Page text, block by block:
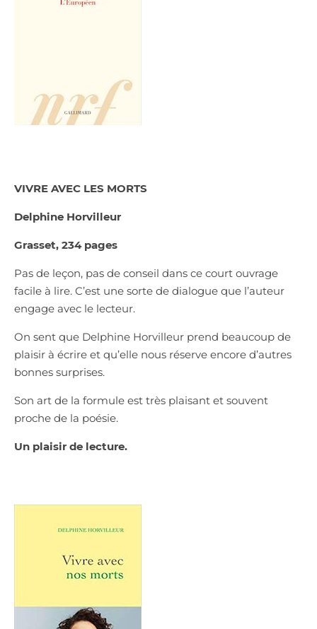
VIVRE AVEC LES MORTS
Delphine Horvilleur
Grasset, 234 pages
Pas de leçon, pas de conseil dans ce court ouvrage
facile à lire. C’est une sorte de dialogue que l’auteur
engage avec le lecteur.
On sent que Delphine Horvilleur prend beaucoup de
plaisir à écrire et qu’elle nous réserve encore d’autres
bonnes surprises.
Son art de la formule est très plaisant et souvent
proche de la poésie.
Un plaisir de lecture.